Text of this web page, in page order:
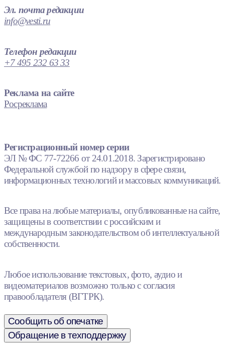
Эл. почта редакции
info@vesti.ru
Телефон редакции
+7 495 232 63 33
Реклама на сайте
Росреклама
Регистрационный номер серии
ЭЛ № ФС 77-72266 от 24.01.2018. Зарегистрировано
Федеральной службой по надзору в сфере связи,
информационных технологий и массовых коммуникаций.
Все права на любые материалы, опубликованные на сайте,
защищены в соответствии с российским и
международным законодательством об интеллектуальной
собственности.
Любое использование текстовых, фото, аудио и
видеоматериалов возможно только с согласия
правообладателя (ВГТРК).
Сообщить об опечатке
Обращение в техподдержку